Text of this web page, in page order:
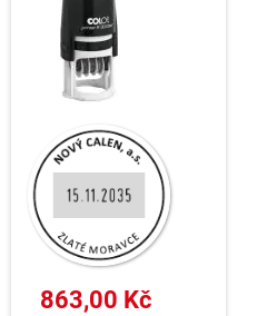
863,00 Kč